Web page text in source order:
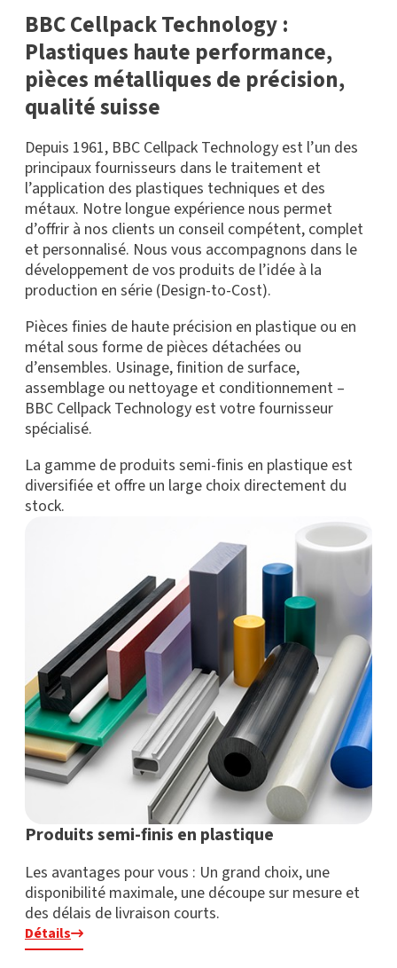
BBC Cellpack Technology :
Plastiques haute performance,
pièces métalliques de précision,
qualité suisse
Depuis 1961, BBC Cellpack Technology est l’un des
principaux fournisseurs dans le traitement et
l’application des plastiques techniques et des
métaux. Notre longue expérience nous permet
d’offrir à nos clients un conseil compétent, complet
et personnalisé. Nous vous accompagnons dans le
développement de vos produits de l’idée à la
production en série (Design-to-Cost).
Pièces finies de haute précision en plastique ou en
métal sous forme de pièces détachées ou
d’ensembles. Usinage, finition de surface,
assemblage ou nettoyage et conditionnement –
BBC Cellpack Technology est votre fournisseur
spécialisé.
La gamme de produits semi-finis en plastique est
diversifiée et offre un large choix directement du
stock.
Produits semi-finis en plastique
Les avantages pour vous : Un grand choix, une
disponibilité maximale, une découpe sur mesure et
des délais de livraison courts.
Détails